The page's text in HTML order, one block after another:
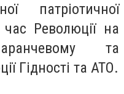
патріотичної
Революції на
та
Гідності та АТО.